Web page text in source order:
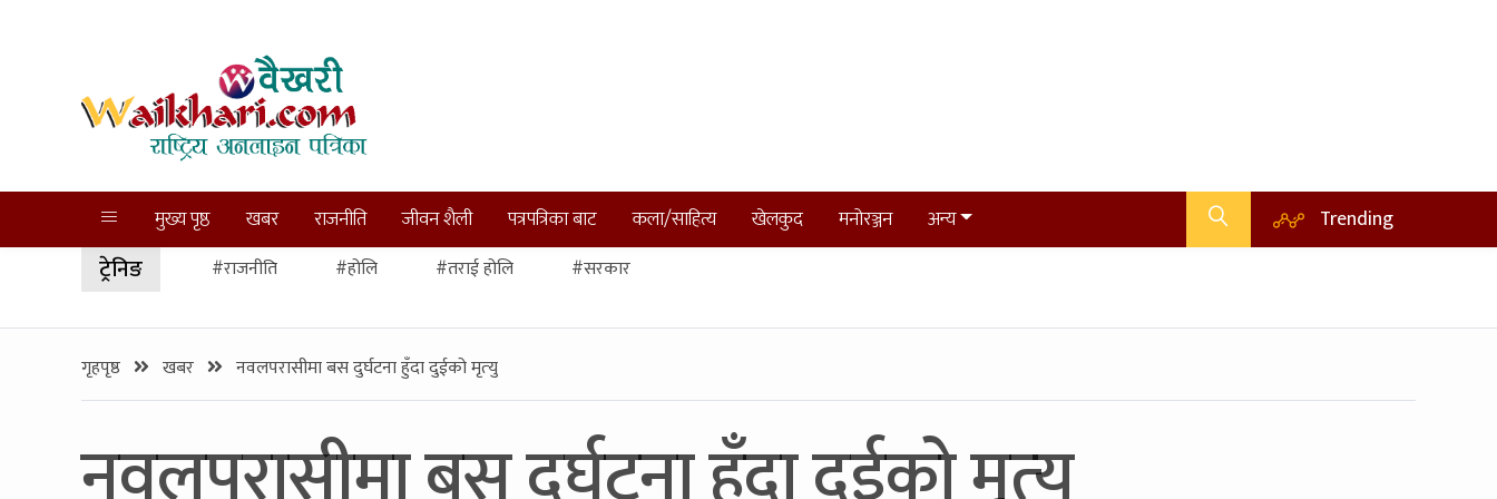
मुख्य पृष्ठ खबर राजनीति जीवन शैली पत्रपत्रिका बाट कला/साहित्य खेलकुद मनोरञ्जन अन्य Trending
ट्रेनिङ #राजनीति #होलि #तराई होलि #सरकार
गृहपृष्ठ खबर नवलपरासीमा बस दुर्घटना हुँदा दुईको मृत्‍यु